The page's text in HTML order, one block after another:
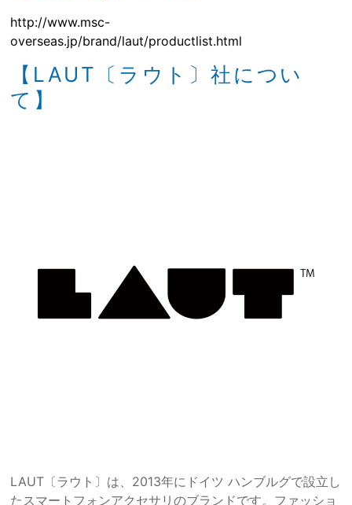
http://www.msc-
overseas.jp/brand/laut/productlist.html
【LAUT〔ラウト〕社につい
て】
LAUT〔ラウト〕は、2013年にドイツ ハンブルグで設立し
たスマートフォンアクセサリのブランドです。ファッショ